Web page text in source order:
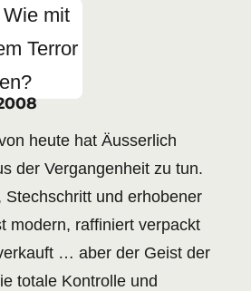
Wie mit
Terror
heute hat Äusserlich
der Vergangenheit zu tun.
Stechschritt und erhobener
modern, raffiniert verpackt
… aber der Geist der
totale Kontrolle und